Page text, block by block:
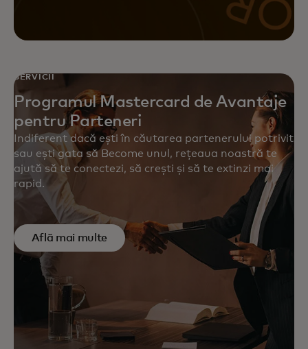
loializarea acestuia.
SERVICII
Programul Mastercard de Avantaje
pentru Parteneri
Indiferent dacă ești în căutarea partenerului potrivit
sau ești gata să Become unul, rețeaua noastră te
ajută să te conectezi, să crești și să te extinzi mai
rapid.
Află mai multe